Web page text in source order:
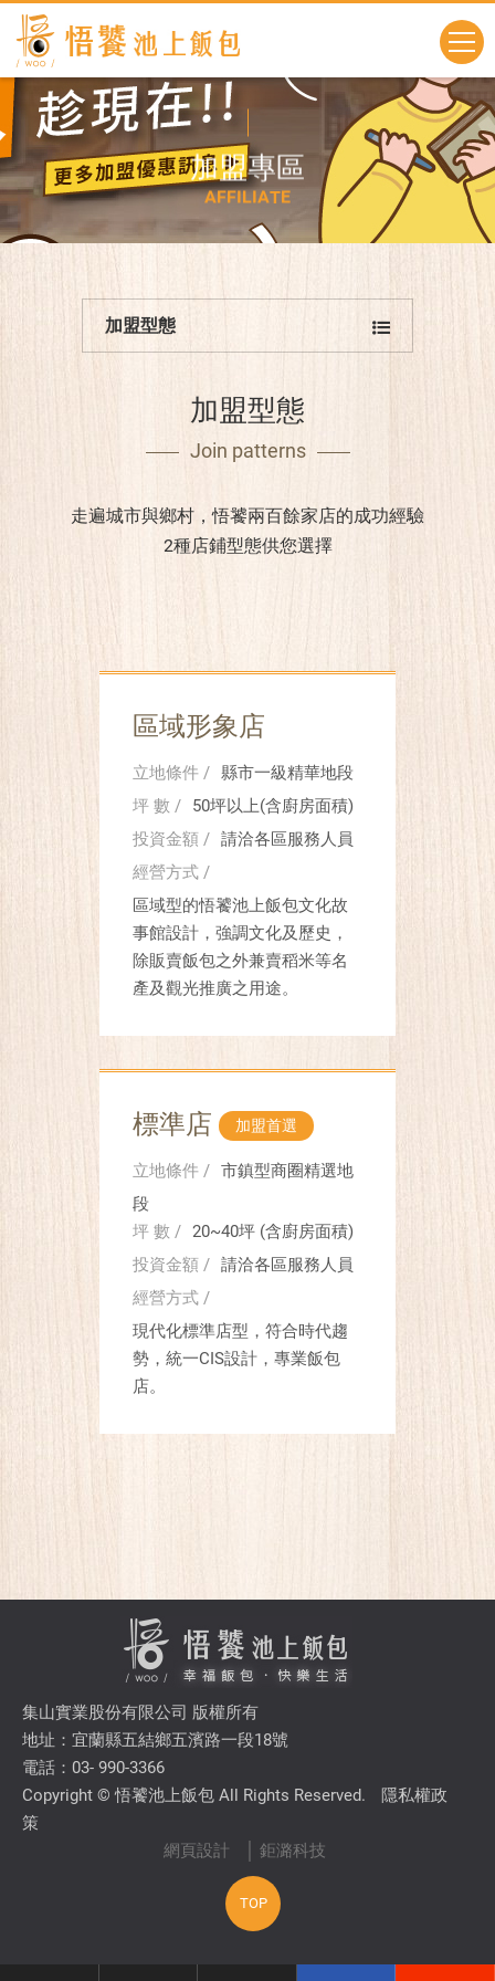
加盟專區
AFFILIATE
加盟型態
加盟型態
Join patterns
走遍城市與鄉村，悟饕兩百餘家店的成功經驗
2種店鋪型態供您選擇
區域形象店
立地條件 / 縣市一級精華地段
坪 數 /
50坪以上(含廚房面積)
投資金額 / 請洽各區服務人員
經營方式 /
區域型的悟饕池上飯包文化故
事館設計，強調文化及歷史，
除販賣飯包之外兼賣稻米等名
產及觀光推廣之用途。
標準店 加盟首選
立地條件 / 市鎮型商圈精選地
段
坪 數 / 20~40坪 (含廚房面積)
投資金額 / 請洽各區服務人員
經營方式 /
現代化標準店型，符合時代趨
勢，統一CIS設計，專業飯包
店。
集山實業股份有限公司 版權所有
地址：宜蘭縣五結鄉五濱路一段18號
電話：03- 990-3366
Copyright © 悟饕池上飯包 All Rights Reserved.
隱私權政
策
網頁設計
│ 鉅潞科技
TOP